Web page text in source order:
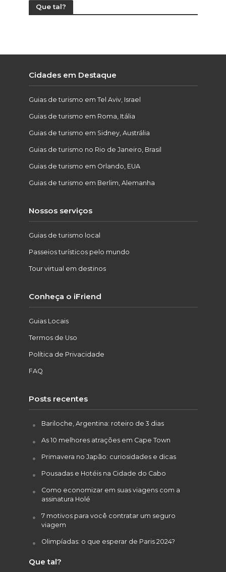
Que tal?
Cidades em Destaque
Guias de turismo em Tel Aviv, Israel
Guias de turismo em Roma, Itália
Guias de turismo em Sidney, Austrália
Guias de turismo no Rio de Janeiro, Brasil
Guias de turismo em Orlando, EUA
Guias de turismo em Berlim, Alemanha
Nossos serviços
Guias de turismo local
Passeios turísticos pelo mundo
Tour virtual em destinos
Conheça o iFriend
Guias Locais
Termos de Uso
Política de Privacidade
FAQ
Posts recentes
Bariloche, Argentina: roteiro de 3 dias
As 10 melhores atrações em Cape Town
Primavera no Japão: curiosidades e dicas
Pousadas e Hotéis na Cidade do Cabo
Como economizar em suas viagens com a
assinatura Holé
7 motivos para você contratar um seguro
viagem
Olimpíadas: o que esperar de Paris 2024?
Que tal?